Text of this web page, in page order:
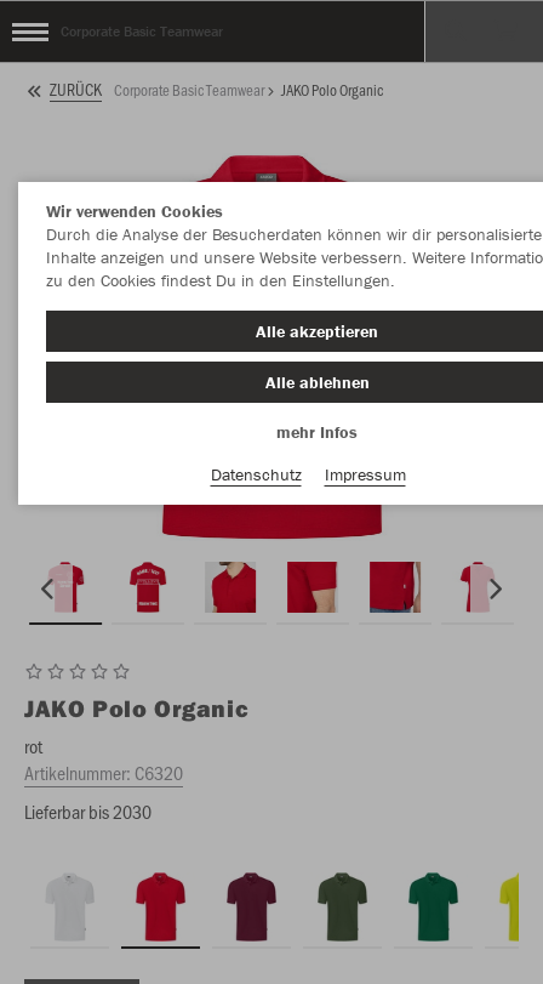
Corporate Basic Teamwear
ZURÜCK Corporate Basic Teamwear JAKO Polo Organic
JAKO Polo Organic
rot
Artikelnummer: C6320
Lieferbar bis 2030
Wir verwenden Cookies
Durch die Analyse der Besucherdaten können wir dir personalisierte
Inhalte anzeigen und unsere Website verbessern. Weitere
zu den Cookies findest Du in den Einstellungen.
Alle akzeptieren
Alle ablehnen
mehr Infos
Datenschutz
Impressum